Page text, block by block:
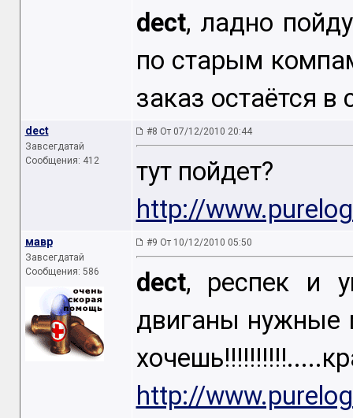
dect, ладно
по старым
заказ остаётся в
dect
Завсегдатай
Сообщения: 412
#8 От 07/12/2010 20:44
тут пойдет?
http://
мавр
Завсегдатай
Сообщения: 586
#9 От 10/12/2010 05:50
dect, респек и
двиганы нужные
http://